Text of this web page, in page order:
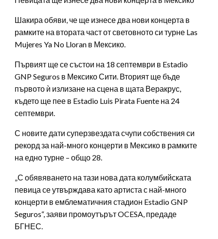
Шакира обяви, че ще изнесе два нови концерта в
рамките на втората част от световното си турне Las
Mujeres Ya No Lloran в Мексико.
Първият ще се състои на 18 септември в Estadio
GNP Seguros в Мексико Сити. Вторият ще бъде
първото ѝ излизане на сцена в щата Веракрус,
където ще пее в Estadio Luis Pirata Fuente на 24
септември.
С новите дати суперзвездата счупи собствения си
рекорд за най-много концерти в Мексико в рамките
на едно турне – общо 28.
„С обявяването на тази нова дата колумбийската
певица се утвърждава като артиста с най-много
концерти в емблематичния стадион Estadio GNP
Seguros“, заяви промоутърът OCESA, предаде
БГНЕС.